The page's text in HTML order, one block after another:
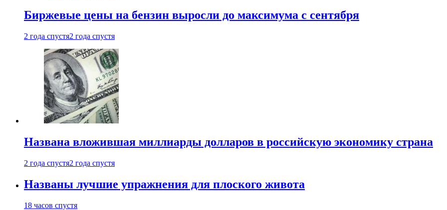
Биржевые цены на бензин выросли до максимума с сентября
2 года спустя2 года спустя
Названа вложившая миллиарды долларов в российскую экономику страна
2 года спустя2 года спустя
Названы лучшие упражнения для плоского живота
18 часов спустя